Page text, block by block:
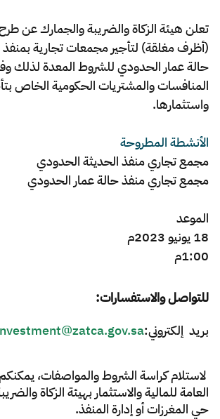
اقتراحات
الزكاة الجمارك
ضريبة القيمة
الإقرار الضريبي
التصرفات العقارية
​​​تعلن هيئة الزكاة والضريبة والجمارك عن
(أظرف مغلقة) لتأجير مجمعات تجارية بمنفذ
حالة عمار الحدودي للشروط المعدة لذلك
المنافسات والمشتريات الحكومية الخاص
واستثمارها.
الأنشطة المطروحة
مجمع تجاري منفذ الحديثة الحدودي
مجمع تجاري منفذ حالة عمار الحدودي
الموعد
18 يونيو 2023م
1:00م ​
للتواصل والاستفسارات:
بريد إلكتروني:
لاستلام كراسة الشروط والمواصفات، يمكنكم
العامة للمالية والاستثمار بهيئة الزكاة
حي المغرزات أو إدارة المنفذ.​